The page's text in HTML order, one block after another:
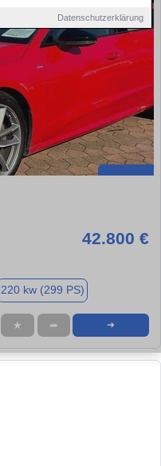
Datenschutzerklärung
42.800 €
220 kw (299 PS)
★ ➦ ➜